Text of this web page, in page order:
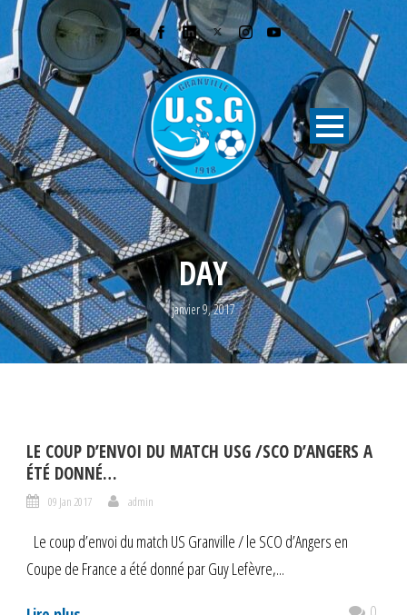
DAY
janvier 9, 2017
LE COUP D’ENVOI DU MATCH USG /SCO D’ANGERS A
ÉTÉ DONNÉ…
09 Jan 2017 admin
Le coup d’envoi du match US Granville / le SCO d’Angers en
Coupe de France a été donné par Guy Lefèvre,...